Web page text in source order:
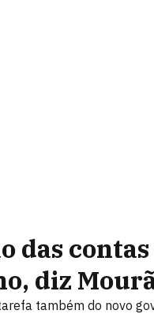
das
diz
também do novo